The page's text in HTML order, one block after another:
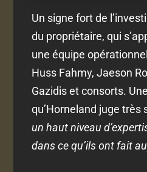
Un signe fort de
du propriétaire, qui
une équipe
Huss Fahmy, Jaeson
Gazidis et consorts.
qu’Horneland juge très
un haut niveau
dans ce qu’ils ont fait